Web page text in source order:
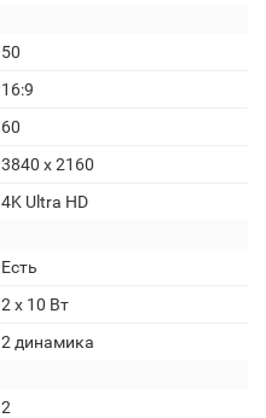
50
16:9
60
3840 x 2160
4K Ultra HD
Есть
2 x 10 Вт
2 динамика
2